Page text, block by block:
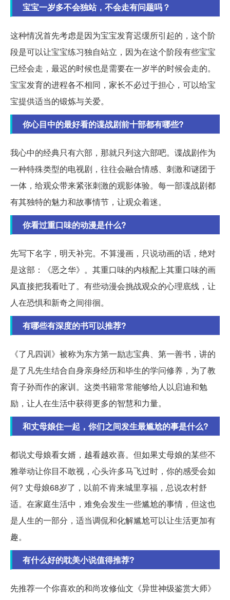
宝宝一岁多不会独站，不会走有问题吗？
这种情况首先考虑是因为宝宝发育迟缓所引起的，这个阶
段是可以让宝宝练习独自站立，因为在这个阶段有些宝宝
已经会走，最迟的时候也是需要在一岁半的时候会走的。
宝宝发育的进程各不相同，家长不必过于担心，可以给宝
宝提供适当的锻炼与关爱。
你心目中的最好看的谍战剧前十部都有哪些?
我心中的经典只有六部，那就只列这六部吧。谍战剧作为
一种特殊类型的电视剧，往往会融合情感、刺激和谜团于
一体，给观众带来紧张刺激的观影体验。每一部谍战剧都
有其独特的魅力和故事情节，让观众着迷。
你看过重口味的动漫是什么?
先写下名字，明天补完。不算漫画，只说动画的话，绝对
是这部：《恶之华》。其重口味的内核配上其重口味的画
风直接把我看吐了。有些动漫会挑战观众的心理底线，让
人在恐惧和新奇之间徘徊。
有哪些有深度的书可以推荐?
《了凡四训》被称为东方第一励志宝典、第一善书，讲的
是了凡先生结合自身亲身经历和毕生的学问修养，为了教
育子孙而作的家训。这类书籍常常能够给人以启迪和勉
励，让人在生活中获得更多的智慧和力量。
和丈母娘住一起，你们之间发生最尴尬的事是什么?
都说丈母娘看女婿，越看越欢喜。但如果丈母娘的某些不
雅举动让你目不敢视，心头许多马飞过时，你的感受会如
何? 丈母娘68岁了，以前不肯来城里享福，总说农村舒
适。在家庭生活中，难免会发生一些尴尬的事情，但这也
是人生的一部分，适当调侃和化解尴尬可以让生活更加有
趣。
有什么好的耽美小说值得推荐?
先推荐一个你喜欢的和尚攻修仙文《异世神级鉴赏大师》